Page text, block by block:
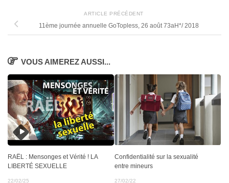
ARTICLE PRÉCÉDENT
11ème journée annuelle GoTopless, 26 août 73aH*/ 2018
VOUS AIMEREZ AUSSI...
RAËL : Mensonges et Vérité ! LA
LIBERTÉ SEXUELLE
22/02/25
Confidentialité sur la sexualité
entre mineurs
27/02/22